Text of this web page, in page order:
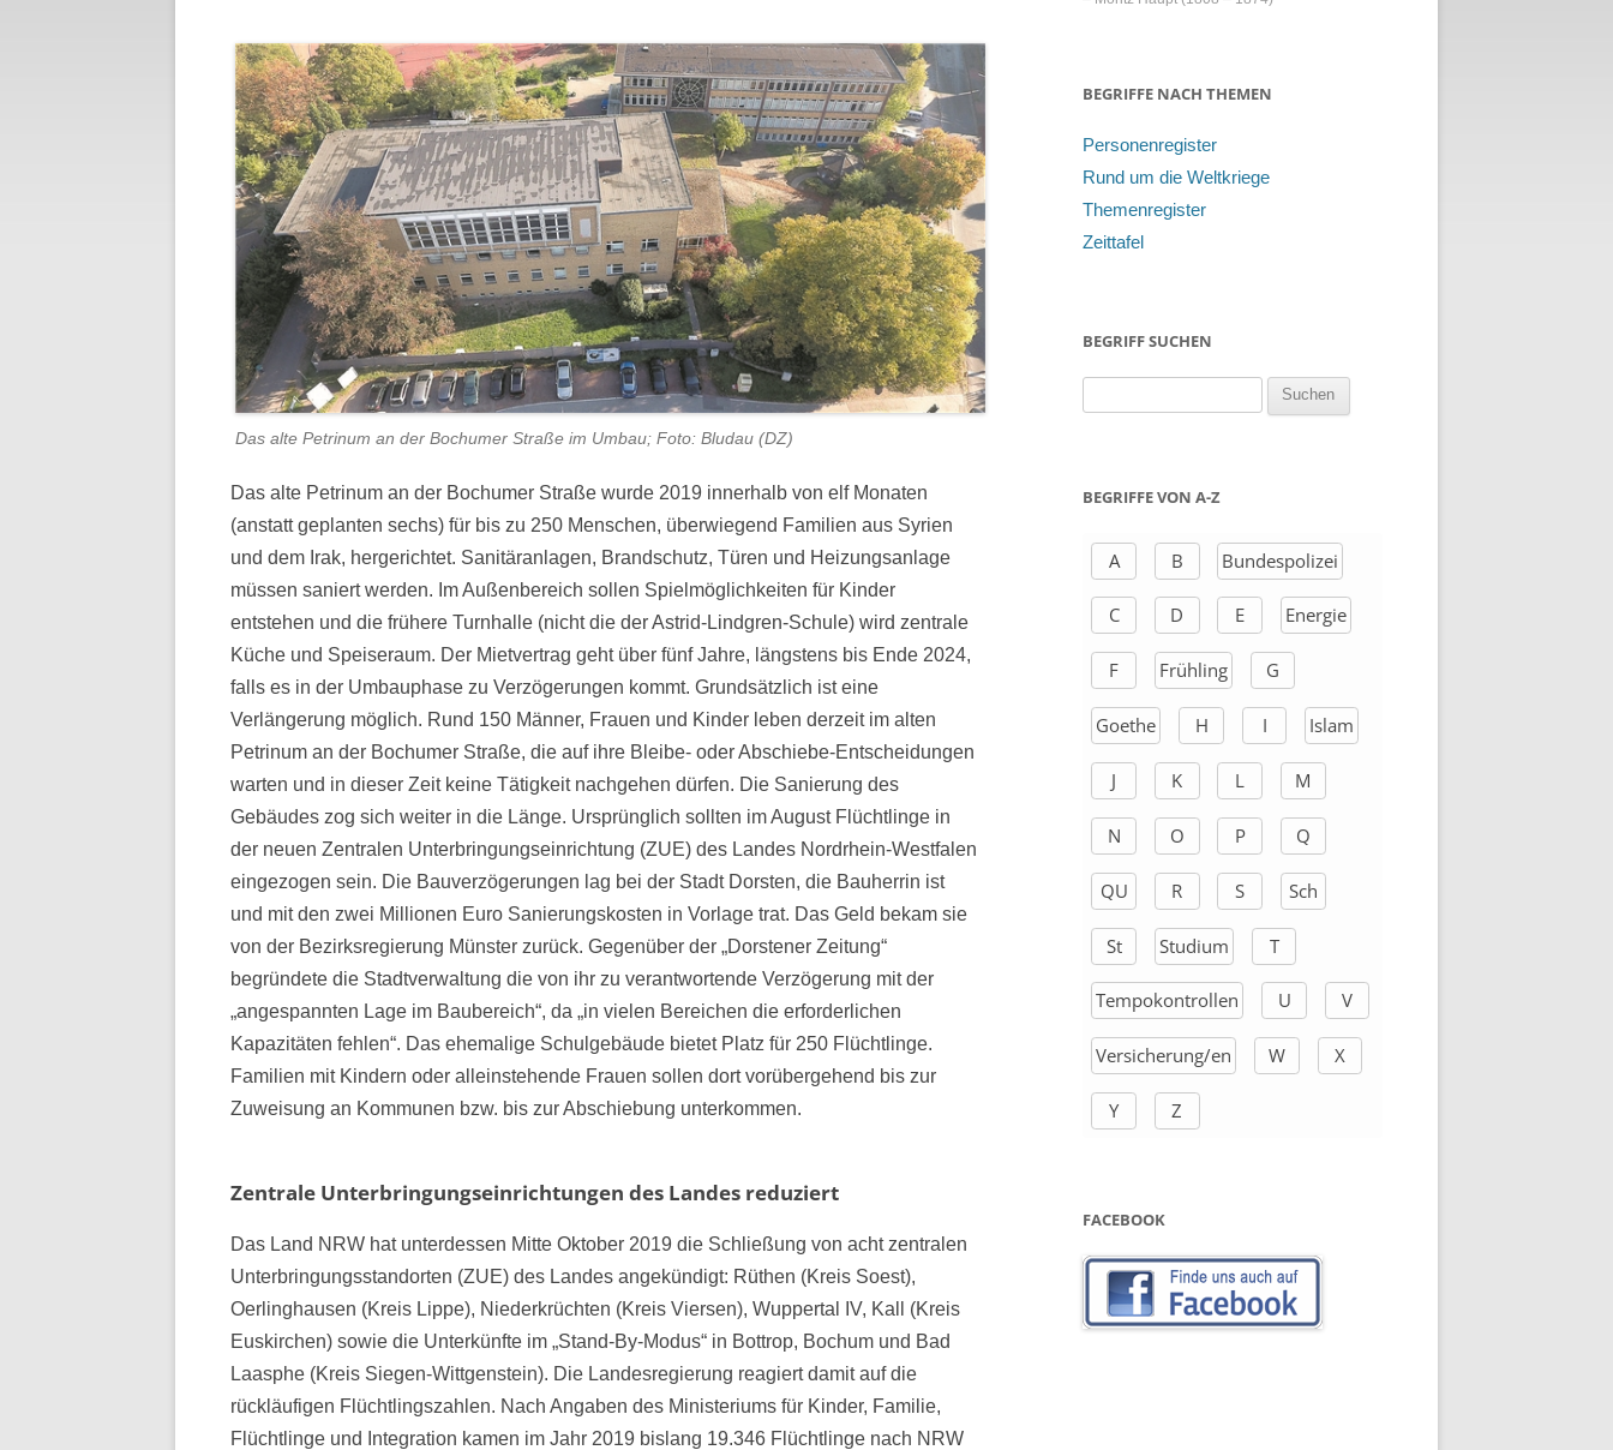
ZEITTAFEL
Das alte Petrinum an der Bochumer Straße im Umbau; Foto: Bludau (DZ)
Das alte Petrinum an der Bochumer Straße wurde 2019 innerhalb von elf Monaten
(anstatt geplanten sechs) für bis zu 250 Menschen, überwiegend Familien aus Syrien
und dem Irak, hergerichtet. Sanitäranlagen, Brandschutz, Türen und Heizungsanlage
müssen saniert werden. Im Außenbereich sollen Spielmöglichkeiten für Kinder
entstehen und die frühere Turnhalle (nicht die der Astrid-Lindgren-Schule) wird zentrale
Küche und Speiseraum. Der Mietvertrag geht über fünf Jahre, längstens bis Ende 2024,
falls es in der Umbauphase zu Verzögerungen kommt. Grundsätzlich ist eine
Verlängerung möglich. Rund 150 Männer, Frauen und Kinder leben derzeit im alten
Petrinum an der Bochumer Straße, die auf ihre Bleibe- oder Abschiebe-Entscheidungen
warten und in dieser Zeit keine Tätigkeit nachgehen dürfen. Die Sanierung des
Gebäudes zog sich weiter in die Länge. Ursprünglich sollten im August Flüchtlinge in
der neuen Zentralen Unterbringungseinrichtung (ZUE) des Landes Nordrhein-Westfalen
eingezogen sein. Die Bauverzögerungen lag bei der Stadt Dorsten, die Bauherrin ist
und mit den zwei Millionen Euro Sanierungskosten in Vorlage trat. Das Geld bekam sie
von der Bezirksregierung Münster zurück. Gegenüber der „Dorstener Zeitung“
begründete die Stadtverwaltung die von ihr zu verantwortende Verzögerung mit der
„angespannten Lage im Baubereich“, da „in vielen Bereichen die erforderlichen
Kapazitäten fehlen“. Das ehemalige Schulgebäude bietet Platz für 250 Flüchtlinge.
Familien mit Kindern oder alleinstehende Frauen sollen dort vorübergehend bis zur
Zuweisung an Kommunen bzw. bis zur Abschiebung unterkommen.
Zentrale Unterbringungseinrichtungen des Landes reduziert
Das Land NRW hat unterdessen Mitte Oktober 2019 die Schließung von acht zentralen
Unterbringungsstandorten (ZUE) des Landes angekündigt: Rüthen (Kreis Soest),
Oerlinghausen (Kreis Lippe), Niederkrüchten (Kreis Viersen), Wuppertal IV, Kall (Kreis
Euskirchen) sowie die Unterkünfte im „Stand-By-Modus“ in Bottrop, Bochum und Bad
Laasphe (Kreis Siegen-Wittgenstein). Die Landesregierung reagiert damit auf die
rückläufigen Flüchtlingszahlen. Nach Angaben des Ministeriums für Kinder, Familie,
Flüchtlinge und Integration kamen im Jahr 2019 bislang 19.346 Flüchtlinge nach NRW
BEGRIFFE NACH THEMEN
Personenregister
Rund um die Weltkriege
Themenregister
Zeittafel
BEGRIFF SUCHEN
h
h
BEGRIFFE VON A-Z
A B Bundespolizei
C D E Energie
F Frühling G
Goethe H I Islam
J K L M
N O P Q
QU R S Sch
St Studium T
Tempokontrollen U V
Versicherung/en W X
Y Z
FACEBOOK